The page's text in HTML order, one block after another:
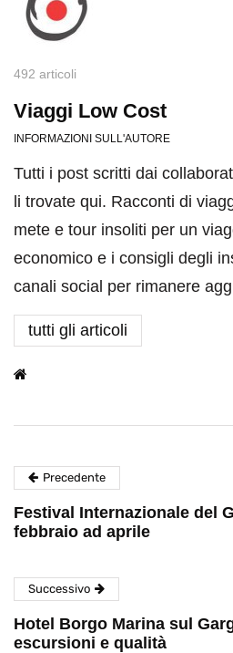
492 articoli
Viaggi Low Cost
INFORMAZIONI SULL'AUTORE
Tutti i post scritti dai
li trovate qui. Racconti di
mete e tour insoliti per un
economico e i consigli degli
canali social per rimanere
tutti gli articoli
Precedente
Festival Internazionale del
febbraio ad aprile
Successivo
Hotel Borgo Marina sul
escursioni e qualità